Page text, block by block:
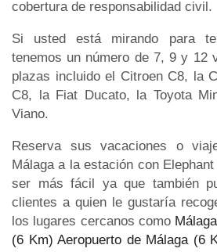
cobertura de responsabilidad civil.
Si usted está mirando para
tenemos un número de 7, 9 y 12
plazas incluido el Citroen C8, la
C8, la Fiat Ducato, la Toyota
Viano.
Reserva sus vacaciones o
Málaga a la estación con
ser más fácil ya que también
clientes a quien le gustaría
los lugares cercanos como
(6 Km) Aeropuerto de Málaga (6